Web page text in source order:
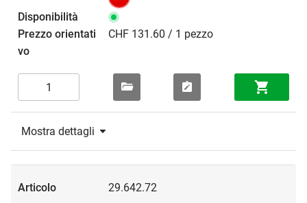
CHF 131.60 / 1 pezzo
Mostra dettagli
29.642.72